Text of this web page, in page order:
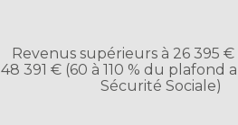
Revenus supérieurs à 26 395 €
48 391 € (60 à 110 % du plafond
Sécurité Sociale)